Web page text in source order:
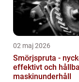
02 maj 2026
Smörjspruta -
effektivt och
maskinunderhåll